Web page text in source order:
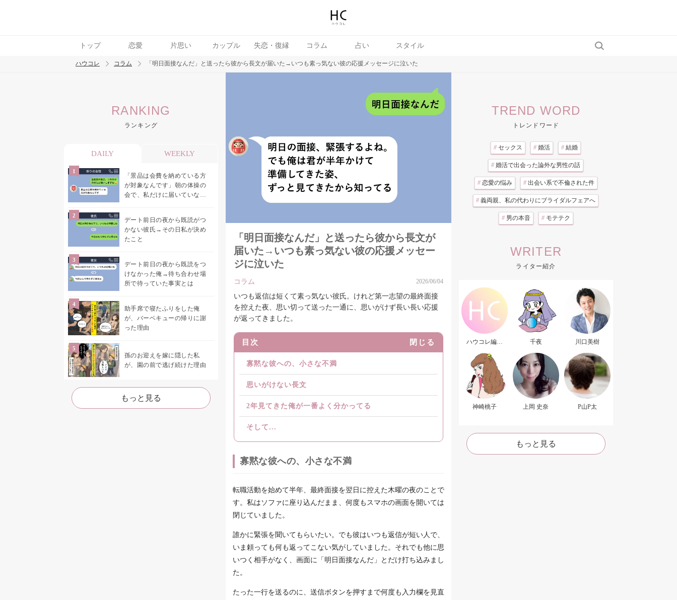
トップ 恋愛 片思い カップル 失恋・復縁 コラム 占い スタイル
トレンド ワード
ハウコレ コラム 「明日面接なんだ」と送ったら彼から長文が届いた→いつも素っ気ない彼の応援メッセージに泣いた
RANKING
ランキング
DAILY WEEKLY
「景品は会費を納めている方
が対象なんです」朝の体操の
会で、私だけに届いていなか
デート前日の夜から既読がつ
かない彼氏→その日私が決め
たこと
デート前日の夜から既読をつ
けなかった俺→待ち合わせ場
所で待っていた事実とは
助手席で寝たふりをした俺
が、バーベキューの帰りに謝
った理由
孫のお迎えを嫁に隠した私
が、園の前で逃げ続けた理由
もっと見る
「明日面接なんだ」と送ったら彼から長文が
届いた→いつも素っ気ない彼の応援メッセー
ジに泣いた
コラム 2026/06/04
いつも返信は短くて素っ気ない彼氏。けれど第一志望の最終面接
を控えた夜、思い切って送った一通に、思いがけず長い長い応援
が返ってきました。
目次 閉じる
寡黙な彼への、小さな不満
思いがけない長文
2年見てきた俺が一番よく分かってる
そして...
寡黙な彼への、小さな不満
転職活動を始めて半年、最終面接を翌日に控えた木曜の夜のことで
す。私はソファに座り込んだまま、何度もスマホの画面を開いては
閉じていました。
誰かに緊張を聞いてもらいたい。でも彼はいつも返信が短い人で、
いま頼っても何も返ってこない気がしていました。それでも他に思
いつく相手がなく、画面に「明日面接なんだ」とだけ打ち込みまし
た。
たった一行を送るのに、送信ボタンを押すまで何度も入力欄を見直
TREND WORD
トレンドワード
# セックス # 婚活 # 結婚
# 婚活で出会った論外な男性の話
# 恋愛の悩み # 出会い系で不倫された件
# 義両親、私の代わりにブライダルフェアへ
# 男の本音 # モテテク
WRITER
ライター紹介
ハウコレ編集
千夜 川口美樹
神崎桃子 上岡 史奈 P山P太
もっと見る